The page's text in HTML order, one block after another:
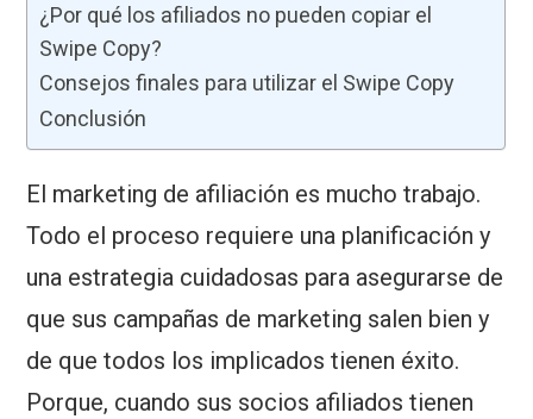
¿Por qué los afiliados no pueden copiar el
Swipe Copy?
Consejos finales para utilizar el Swipe Copy
Conclusión
El marketing de afiliación es mucho trabajo.
Todo el proceso requiere una planificación y
una estrategia cuidadosas para asegurarse de
que sus campañas de marketing salen bien y
de que todos los implicados tienen éxito.
Porque, cuando sus socios afiliados tienen